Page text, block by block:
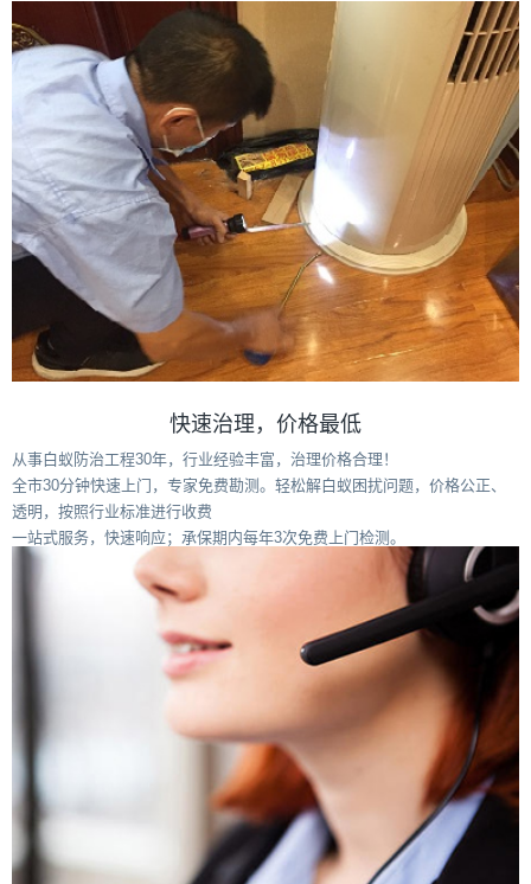
快速治理，价格最低
从事白蚁防治工程30年，行业经验丰富，治理价格合理！
全市30分钟快速上门，专家免费勘测。轻松解白蚁困扰问题，价格公正、
透明，按照行业标准进行收费
一站式服务，快速响应；承保期内每年3次免费上门检测。